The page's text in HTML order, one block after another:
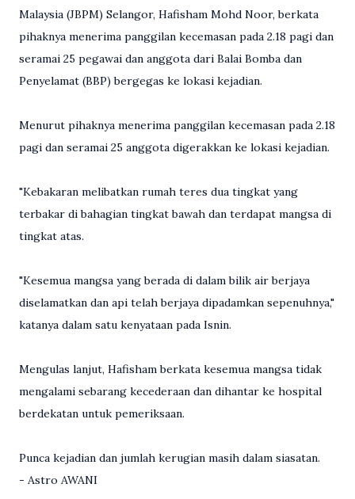
Malaysia (JBPM) Selangor, Hafisham Mohd Noor, berkata
pihaknya menerima panggilan kecemasan pada 2.18 pagi dan
seramai 25 pegawai dan anggota dari Balai Bomba dan
Penyelamat (BBP) bergegas ke lokasi kejadian.
Menurut pihaknya menerima panggilan kecemasan pada 2.18
pagi dan seramai 25 anggota digerakkan ke lokasi kejadian.
"Kebakaran melibatkan rumah teres dua tingkat yang
terbakar di bahagian tingkat bawah dan terdapat mangsa di
tingkat atas.
"Kesemua mangsa yang berada di dalam bilik air berjaya
diselamatkan dan api telah berjaya dipadamkan sepenuhnya,"
katanya dalam satu kenyataan pada Isnin.
Mengulas lanjut, Hafisham berkata kesemua mangsa tidak
mengalami sebarang kecederaan dan dihantar ke hospital
berdekatan untuk pemeriksaan.
Punca kejadian dan jumlah kerugian masih dalam siasatan.
- Astro AWANI